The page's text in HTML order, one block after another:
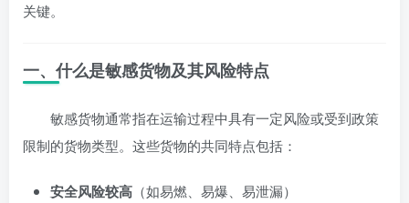
关键。
一、什么是敏感货物及其风险特点
敏感货物通常指在运输过程中具有一定风险或受到政策
限制的货物类型。这些货物的共同特点包括：
安全风险较高 （如易燃、易爆、易泄漏）